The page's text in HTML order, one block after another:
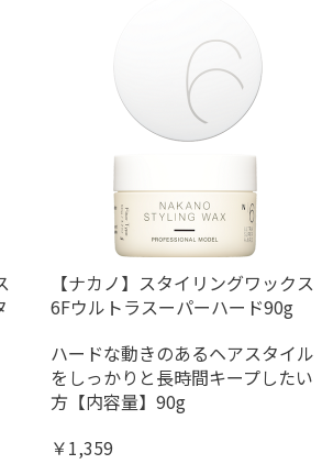
【ナカノ】スタイリングワックス
6Fウルトラスーパーハード90g
ハードな動きのあるヘアスタイル
をしっかりと長時間キープしたい
方【内容量】90g
￥1,359